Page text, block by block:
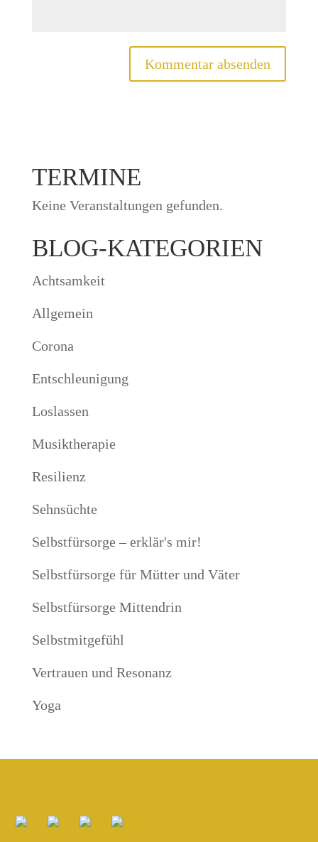
TERMINE
Keine Veranstaltungen gefunden.
BLOG-KATEGORIEN
Achtsamkeit
Allgemein
Corona
Entschleunigung
Loslassen
Musiktherapie
Resilienz
Sehnsüchte
Selbstfürsorge – erklär's mir!
Selbstfürsorge für Mütter und Väter
Selbstfürsorge Mittendrin
Selbstmitgefühl
Vertrauen und Resonanz
Yoga